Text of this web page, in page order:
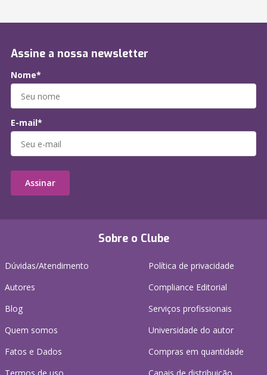
Sobre o Clube
Dúvidas/Atendimento
Autores
Blog
Quem somos
Fatos e Dados
Política de privacidade
Compliance Editorial
Serviços profissionais
Universidade do autor
Compras em quantidade
Assine a nossa newsletter
Nome*
E-mail*
Assinar